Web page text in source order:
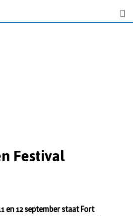
Festival
en 12 september staat Fort